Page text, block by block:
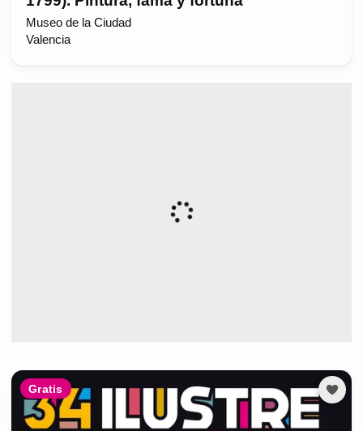
Museo de la Ciudad
Valencia
Gratis